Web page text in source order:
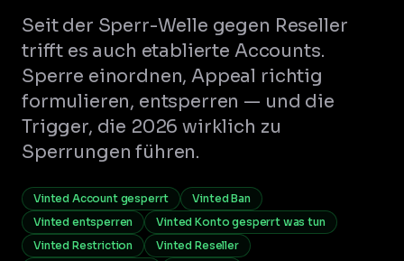
Seit der Sperr-Welle gegen Reseller
trifft es auch etablierte Accounts.
Sperre einordnen, Appeal richtig
formulieren, entsperren — und die
Trigger, die 2026 wirklich zu
Sperrungen führen.
Vinted Account gesperrt
Vinted Ban
Vinted entsperren
Vinted Konto gesperrt was tun
Vinted Restriction
Vinted Reseller